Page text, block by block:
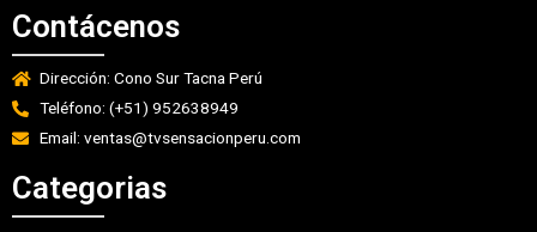
Contácenos
Dirección: Cono Sur Tacna Perú
Teléfono: (+51) 952638949
Email: ventas@tvsensacionperu.com
Categorias